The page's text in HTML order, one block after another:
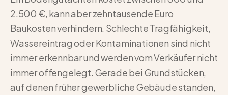
2.500 €, kann aber zehntausende Euro
Baukosten verhindern. Schlechte Tragfähigkeit,
Wassereintrag oder Kontaminationen sind nicht
immer erkennbar und werden vom Verkäufer nicht
immer offengelegt. Gerade bei Grundstücken,
auf denen früher gewerbliche Gebäude standen,